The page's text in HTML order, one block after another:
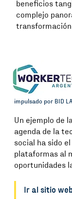
beneficios
complejo
Un ejemplo de
agenda de la
social ha sido
plataformas al
oportunidades
Ir al sitio
impu lsado por BID